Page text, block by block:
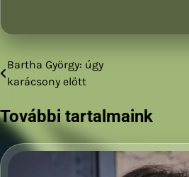
Bejegyzés
navigáció
Bartha György: úgy
karácsony előtt
További tartalmaink